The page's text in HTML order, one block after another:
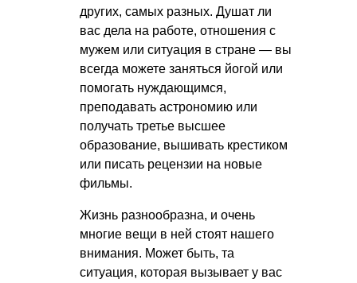
других, самых разных. Душат ли
вас дела на работе, отношения с
мужем или ситуация в стране — вы
всегда можете заняться йогой или
помогать нуждающимся,
преподавать астрономию или
получать третье высшее
образование, вышивать крестиком
или писать рецензии на новые
фильмы.
Жизнь разнообразна, и очень
многие вещи в ней стоят нашего
внимания. Может быть, та
ситуация, которая вызывает у вас